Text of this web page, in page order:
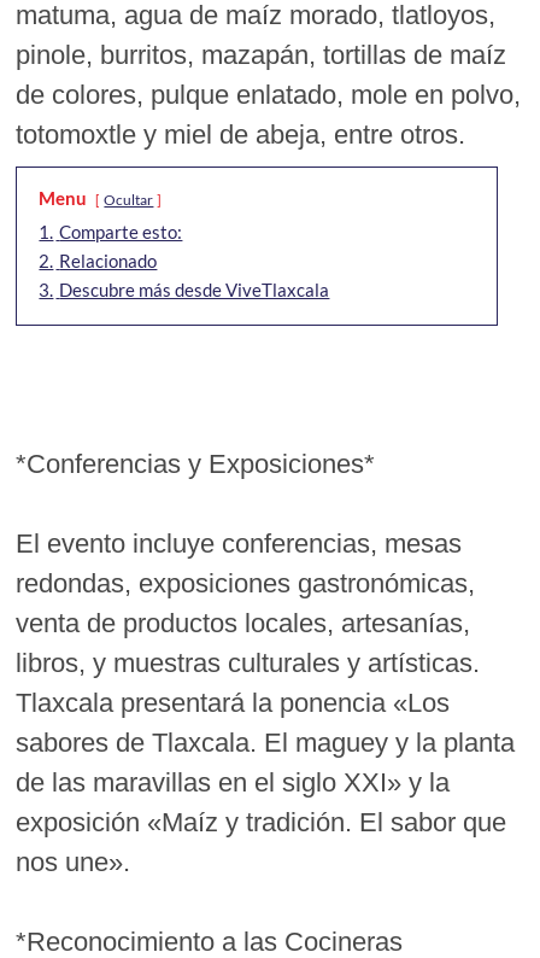
matuma, agua de maíz morado, tlatloyos,
pinole, burritos, mazapán, tortillas de maíz
de colores, pulque enlatado, mole en polvo,
totomoxtle y miel de abeja, entre otros.
Menu Ocultar
1. Comparte esto:
2. Relacionado
3. Descubre más desde ViveTlaxcala
*Conferencias y Exposiciones*
El evento incluye conferencias, mesas
redondas, exposiciones gastronómicas,
venta de productos locales, artesanías,
libros, y muestras culturales y artísticas.
Tlaxcala presentará la ponencia «Los
sabores de Tlaxcala. El maguey y la planta
de las maravillas en el siglo XXI» y la
exposición «Maíz y tradición. El sabor que
nos une».
*Reconocimiento a las Cocineras